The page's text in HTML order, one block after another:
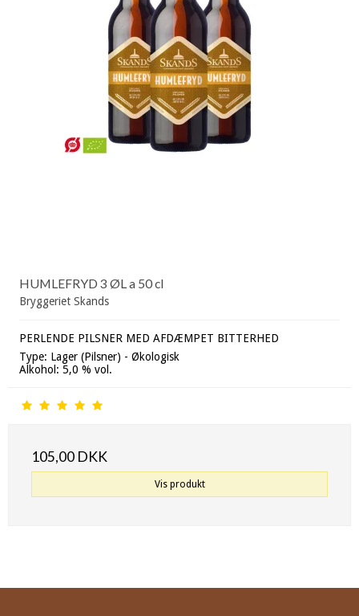
HUMLEFRYD 3 ØL a 50 cl
Bryggeriet Skands
PERLENDE PILSNER MED AFDÆMPET BITTERHED
Type: Lager (Pilsner) - Økologisk
Alkohol: 5,0 % vol.
105,00 DKK
Vis produkt